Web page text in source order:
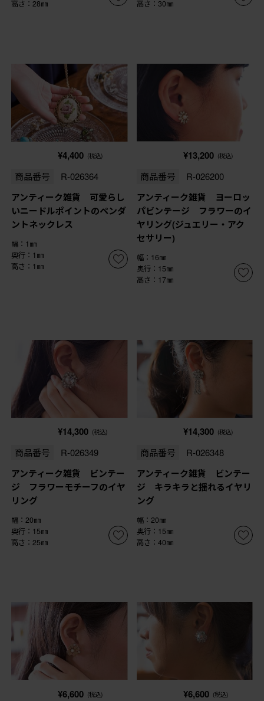
高さ：28㎜ 高さ：30㎜
¥4,400 (税込)
商品番号 R-026364
アンティーク雑貨 可愛らし
いニードルポイントのペンダ
ントネックレス
幅：1㎜
奥行：1㎜
高さ：1㎜
¥13,200 (税込)
商品番号 R-026200
アンティーク雑貨 ヨーロッ
パビンテージ フラワーのイ
ヤリング(ジュエリー・アク
セサリー)
幅：16㎜
奥行：15㎜
高さ：17㎜
¥14,300 (税込)
商品番号 R-026349
アンティーク雑貨 ビンテー
ジ フラワーモチーフのイヤ
リング
幅：20㎜
奥行：15㎜
高さ：25㎜
¥14,300 (税込)
商品番号 R-026348
アンティーク雑貨 ビンテー
ジ キラキラと揺れるイヤリ
ング
幅：20㎜
奥行：15㎜
高さ：40㎜
¥6,600 (税込) ¥6,600 (税込)